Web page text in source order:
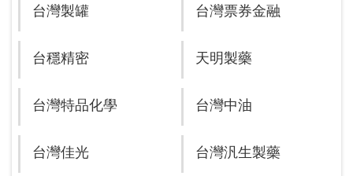
台灣製罐 台灣票券金融
台穩精密 天明製藥
台灣特品化學 台灣中油
台灣佳光 台灣汎生製藥